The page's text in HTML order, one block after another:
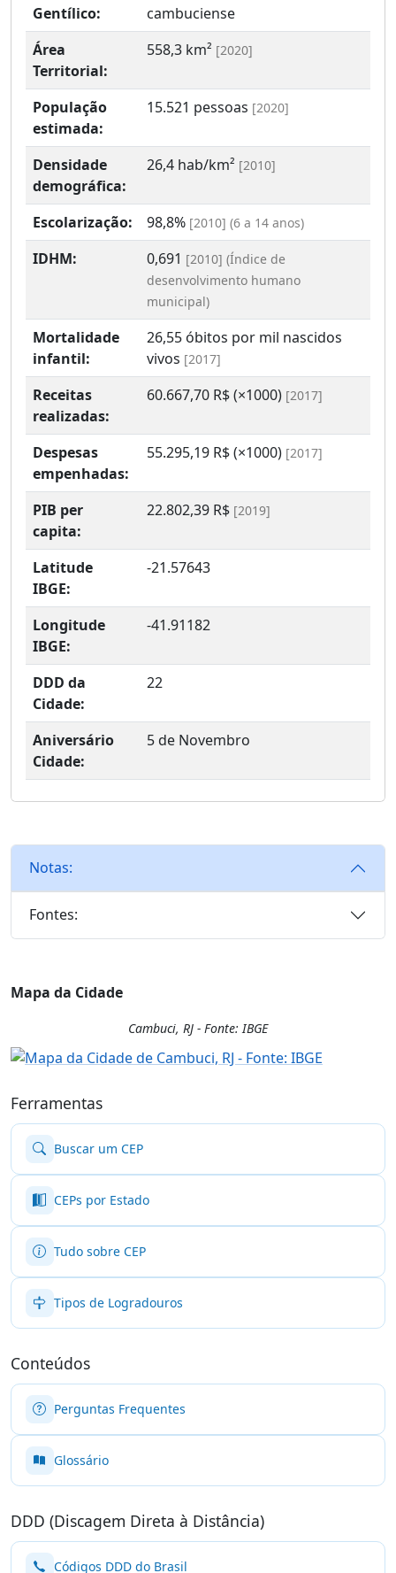
Gentílico:
cambuciense
Área
Territorial:
558,3 km² [2020]
População
estimada:
15.521 pessoas [2020]
Densidade
demográfica:
26,4 hab/km² [2010]
Escolarização: 98,8% [2010] (6 a 14 anos)
IDHM: 0,691 [2010] (Índice de
desenvolvimento humano
municipal)
Mortalidade
infantil:
26,55 óbitos por mil nascidos
vivos [2017]
Receitas
realizadas:
60.667,70 R$ (×1000) [2017]
Despesas
empenhadas:
55.295,19 R$ (×1000) [2017]
PIB per
capita:
22.802,39 R$ [2019]
Latitude
IBGE:
-21.57643
Longitude
IBGE:
-41.91182
DDD da
Cidade:
22
Aniversário
Cidade:
5 de Novembro
Notas:
Fontes:
Mapa da Cidade
Cambuci, RJ - Fonte: IBGE
Ferramentas
Buscar um CEP
CEPs por Estado
Tudo sobre CEP
Tipos de Logradouros
Conteúdos
Perguntas Frequentes
Glossário
DDD (Discagem Direta à Distância)
Códigos DDD do Brasil